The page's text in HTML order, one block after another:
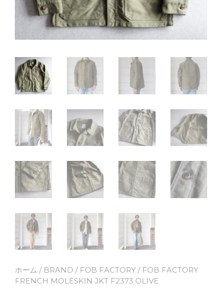
ホーム / BRAND / FOB FACTORY / FOB FACTORY
FRENCH MOLESKIN JKT F2373 OLIVE